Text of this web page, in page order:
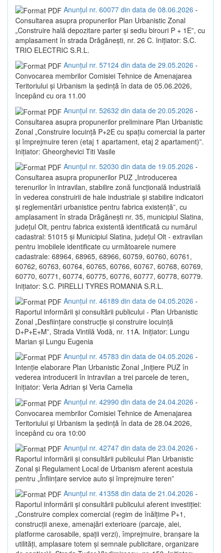
Anunțul nr. 60077 din data de 08.06.2026 -
Consultarea asupra propunerilor Plan Urbanistic Zonal
„Construire hală depozitare parter și sediu birouri P + 1E”, cu
amplasament în strada Drăgănești, nr. 26 C. Inițiator: S.C.
TRIO ELECTRIC S.R.L.
Anunțul nr. 57124 din data de 29.05.2026 -
Convocarea membrilor Comisiei Tehnice de Amenajarea
Teritoriului și Urbanism la ședință în data de 05.06.2026,
începând cu ora 11.00
Anunțul nr. 52632 din data de 20.05.2026 -
Consultarea asupra propunerilor preliminare Plan Urbanistic
Zonal „Construire locuință P+2E cu spațiu comercial la parter
și împrejmuire teren (etaj 1 apartament, etaj 2 apartament)”.
Inițiator: Gheorghevici Titi Vasile
Anunțul nr. 52030 din data de 19.05.2026 -
Consultarea asupra propunerilor PUZ „Introducerea
terenurilor în intravilan, stabilire zonă funcțională industrială
în vederea construirii de hale industriale și stabilire indicatori
și reglementări urbanistice pentru fabrica existență”, cu
amplasament în strada Drăgănești nr. 35, municipiul Slatina,
județul Olt, pentru fabrica existentă identificată cu numărul
cadastral: 51015 și Municipiul Slatina, județul Olt - extravilan
pentru imobilele identificate cu următoarele numere
cadastrale: 68964, 68965, 68966, 60759, 60760, 60761,
60762, 60763, 60764, 60765, 60766, 60767, 60768, 60769,
60770, 60771, 60774, 60775, 60776, 60777, 60778, 60779.
Inițiator: S.C. PIRELLI TYRES ROMANIA S.R.L.
Anunțul nr. 46189 din data de 04.05.2026 -
Raportul informării și consultării publicului - Plan Urbanistic
Zonal „Desființare construcție și construire locuință
D+P+E+M”, Strada Vintilă Vodă, nr. 11A. Inițiator: Lungu
Marian și Lungu Eugenia
Anunțul nr. 45783 din data de 04.05.2026 -
Intenție elaborare Plan Urbanistic Zonal „Inițiere PUZ în
vederea introducerii în intravilan a trei parcele de teren„
Inițiator: Veria Adrian și Veria Camelia
Anunțul nr. 42990 din data de 24.04.2026 -
Convocarea membrilor Comisiei Tehnice de Amenajarea
Teritoriului și Urbanism la ședință în data de 28.04.2026,
începând cu ora 10:00
Anunțul nr. 42747 din data de 23.04.2026 -
Raportul informării și consultării publicului Plan Urbanistic
Zonal și Regulament Local de Urbanism aferent acestuia
pentru „Înființare service auto și împrejmuire teren”
Anunțul nr. 41358 din data de 21.04.2026 -
Raportul informării și consultării publicului aferent investiției:
„Construire complex comercial (regim de înălțime P+1,
construcții anexe, amenajări exterioare (parcaje, alei,
platforme carosabile, spații verzi), împrejmuire, branșare la
utilități, amplasare totem și semnale publicitare, organizare